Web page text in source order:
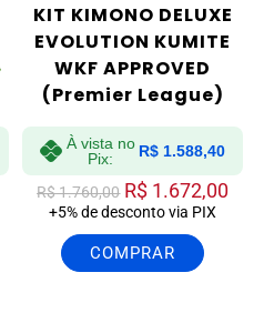
KIT KIMONO DELUXE
EVOLUTION KUMITE
WKF APPROVED
(Premier League)
À vista no
Pix:
R$ 1.588,40
R$1.760,00 R$ 1.672,00
+5% de desconto via PIX
COMPRAR